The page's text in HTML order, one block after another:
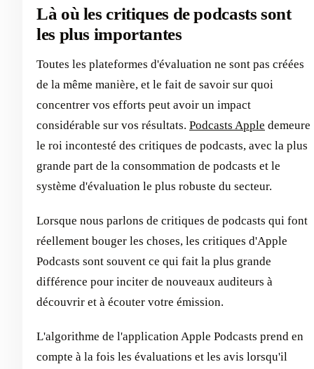
Là où les critiques de podcasts sont
les plus importantes
Toutes les plateformes d'évaluation ne sont pas créées
de la même manière, et le fait de savoir sur quoi
concentrer vos efforts peut avoir un impact
considérable sur vos résultats. Podcasts Apple demeure
le roi incontesté des critiques de podcasts, avec la plus
grande part de la consommation de podcasts et le
système d'évaluation le plus robuste du secteur.
Lorsque nous parlons de critiques de podcasts qui font
réellement bouger les choses, les critiques d'Apple
Podcasts sont souvent ce qui fait la plus grande
différence pour inciter de nouveaux auditeurs à
découvrir et à écouter votre émission.
L'algorithme de l'application Apple Podcasts prend en
compte à la fois les évaluations et les avis lorsqu'il